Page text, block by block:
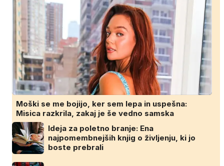
Moški se me bojijo, ker sem lepa in uspešna:
Misica razkrila, zakaj je še vedno samska
Ideja za poletno branje: Ena
najpomembnejših knjig o življenju, ki jo
boste prebrali